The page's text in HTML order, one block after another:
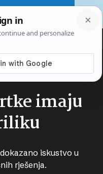
imaju
iskustvo u
rješenja.